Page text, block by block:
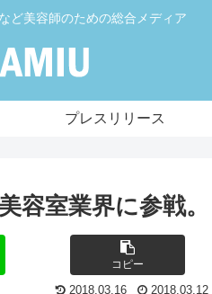
ど美容師のための総合メディア
プレスリリース
容室業界に参戦。
コピー
2018.03.16 2018.03.12